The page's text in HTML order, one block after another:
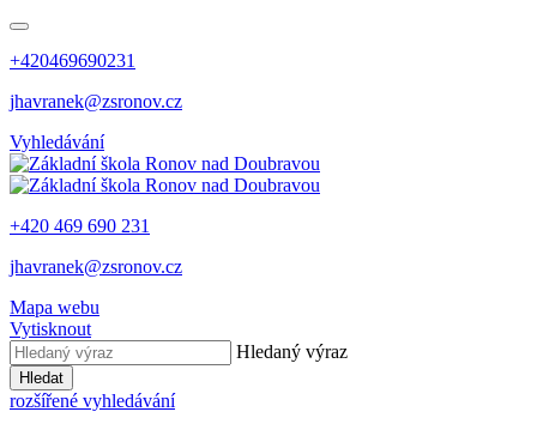
+420469690231
jhavranek@zsronov.cz
Vyhledávání
+420 469 690 231
jhavranek@zsronov.cz
Mapa webu
Vytisknout
Hledaný výraz
Hledat
rozšířené vyhledávání